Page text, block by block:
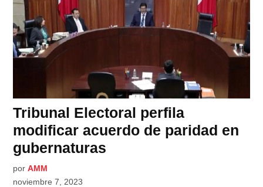
Tribunal Electoral perfila
modificar acuerdo de paridad en
gubernaturas
por AMM
noviembre 7, 2023